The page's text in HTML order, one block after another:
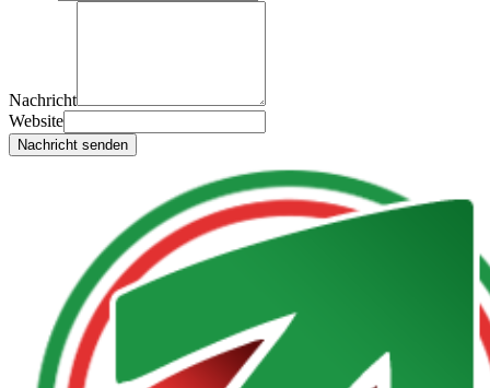
Nachricht
Website
Nachricht senden